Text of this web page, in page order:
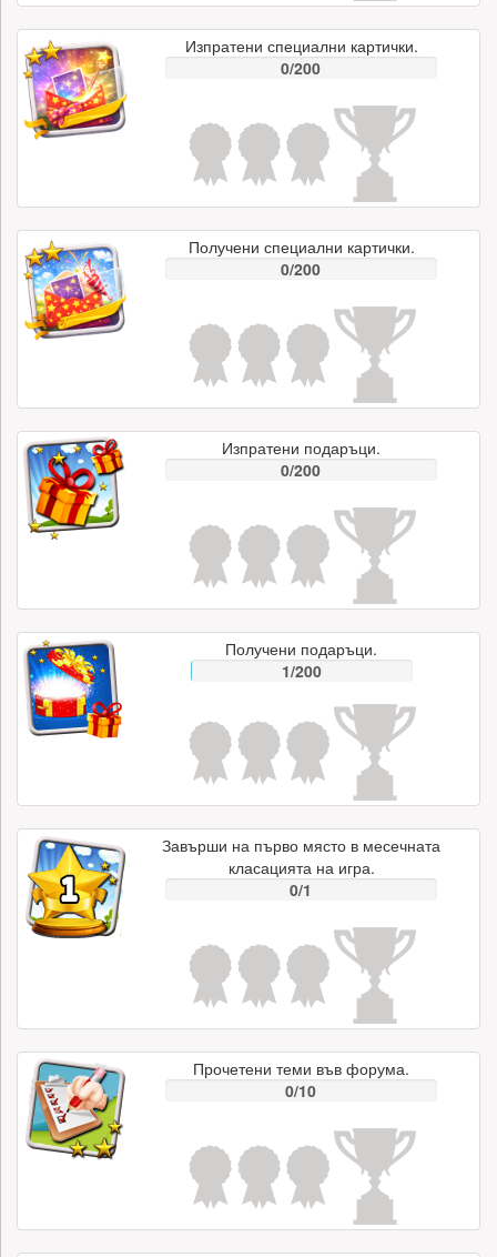
Изпратени специални картички.
0/200
Получени специални картички.
0/200
Изпратени подаръци.
0/200
Получени подаръци.
1/200
Завърши на първо място в месечната
класацията на игра.
0/1
Прочетени теми във форума.
0/10